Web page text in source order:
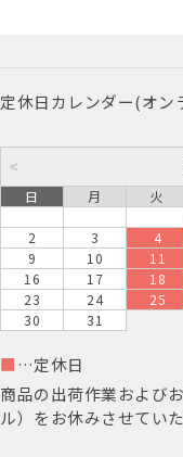
定休日カレンダー(オン
<
日 月 火
2
3 4
9
10 11
16
17 18
23
24 25
30
31
■ …定休日
商品の出荷作業および
ル）をお休みさせていた